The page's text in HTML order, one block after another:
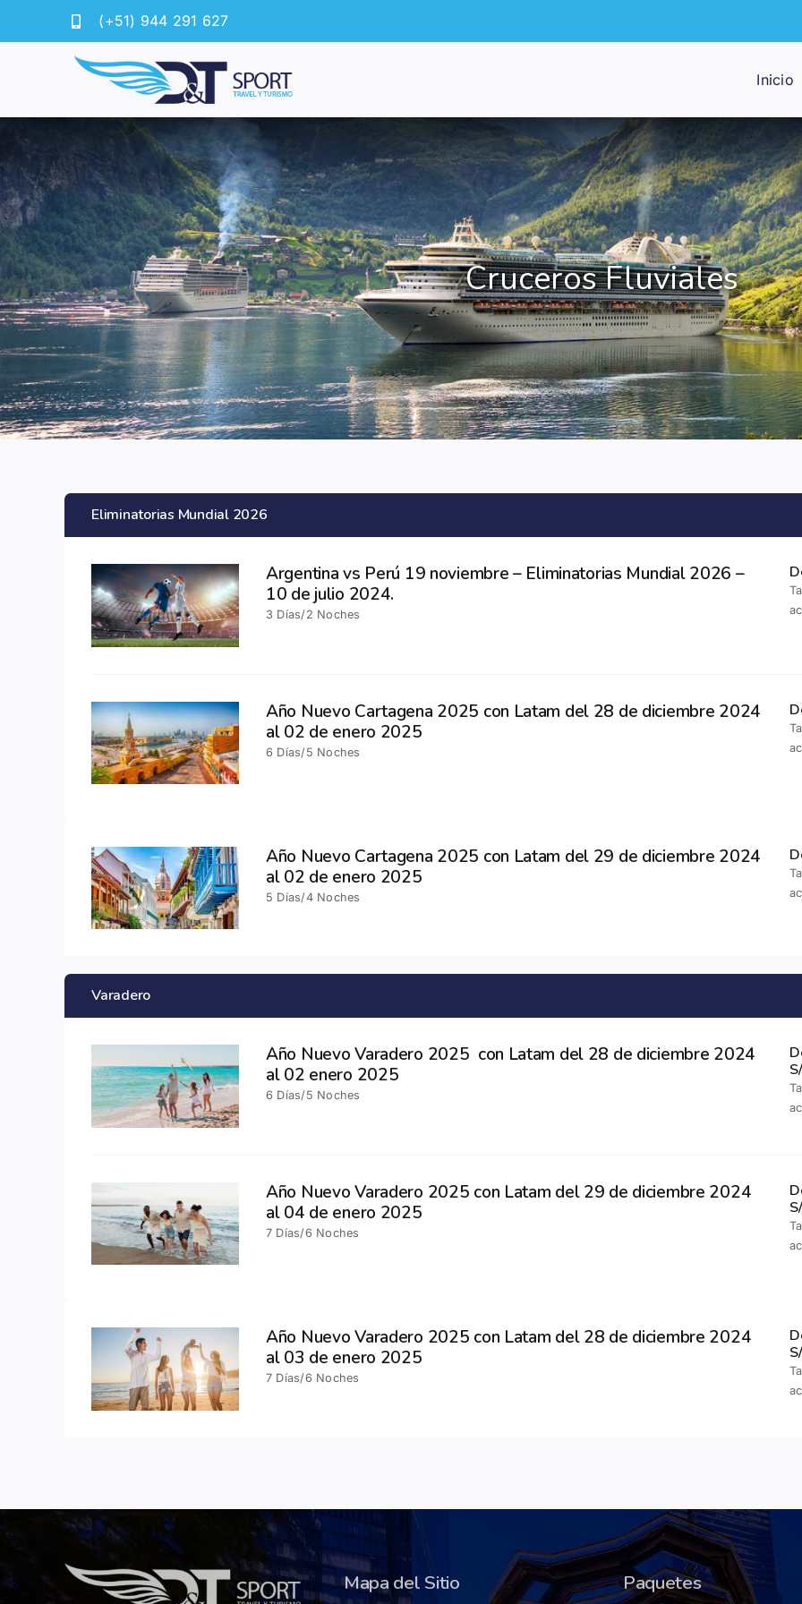
(+51) 944 291 627
Inicio
Cruceros Fluviales
Eliminatorias Mundial 2026
Argentina vs Perú 19 noviembre – Eliminatorias Mundial 2026 –
10 de julio 2024.
3 Días/2 Noches
Año Nuevo Cartagena 2025 con Latam del 28 de diciembre 2024
al 02 de enero 2025
6 Días/5 Noches
Año Nuevo Cartagena 2025 con Latam del 29 de diciembre 2024
al 02 de enero 2025
5 Días/4 Noches
Varadero
Año Nuevo Varadero 2025 con Latam del 28 de diciembre 2024
al 02 enero 2025
6 Días/5 Noches
Año Nuevo Varadero 2025 con Latam del 29 de diciembre 2024
al 04 de enero 2025
7 Días/6 Noches
Año Nuevo Varadero 2025 con Latam del 28 de diciembre 2024
al 03 de enero 2025
7 Días/6 Noches
Mapa del Sitio Paquetes